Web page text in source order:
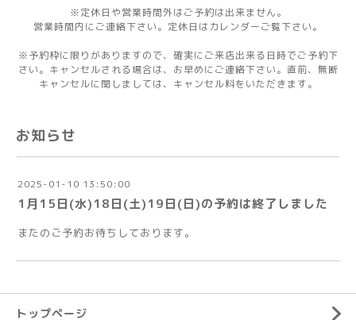
※定休日や営業時間外はご予約は出来ません。
営業時間内にご連絡下さい。定休日はカレンダーご覧下さい。
※予約枠に限りがありますので、確実にご来店出来る日時でご予約下
さい。キャンセルされる場合は、お早めにご連絡下さい。直前、無断
キャンセルに関しましては、キャンセル料をいただきます。
お知らせ
2025-01-10 13:50:00
1月15日(水)18日(土)19日(日)の予約は終了しました
またのご予約お待ちしております。
トップページ